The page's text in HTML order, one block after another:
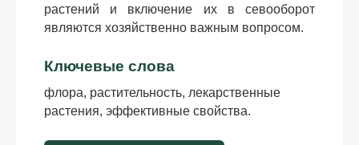
растений и включение их в севооборот
являются хозяйственно важным вопросом.
Ключевые слова
флора, растительность, лекарственные
растения, эффективные свойства.